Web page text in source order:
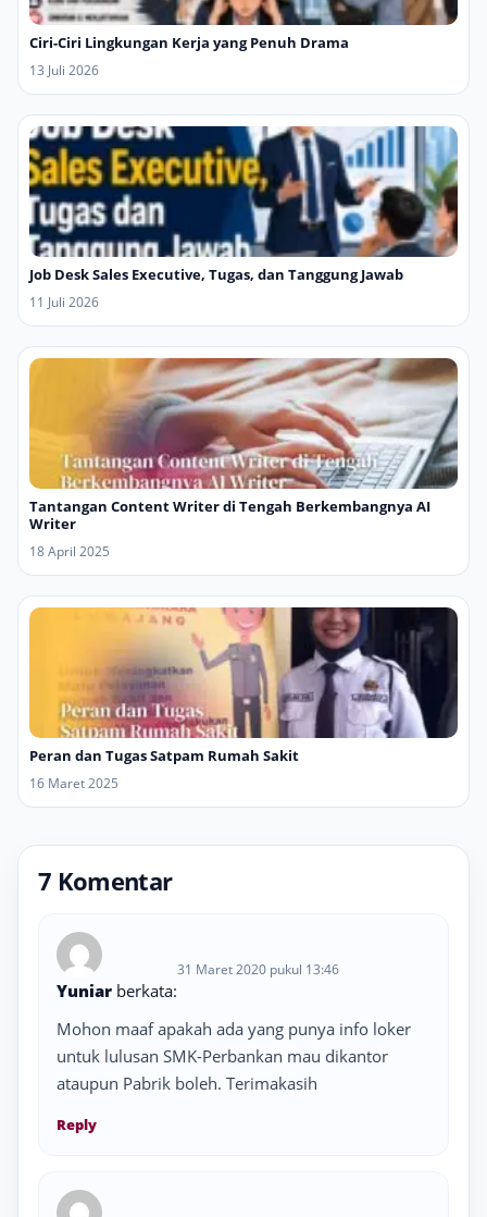
Ciri-Ciri Lingkungan Kerja yang Penuh Drama
13 Juli 2026
Job Desk Sales Executive, Tugas, dan Tanggung Jawab
11 Juli 2026
Tantangan Content Writer di Tengah Berkembangnya AI
Writer
18 April 2025
Peran dan Tugas Satpam Rumah Sakit
16 Maret 2025
7 Komentar
Yuniar berkata:
31 Maret 2020 pukul 13:46
Mohon maaf apakah ada yang punya info loker
untuk lulusan SMK-Perbankan mau dikantor
ataupun Pabrik boleh. Terimakasih
Reply